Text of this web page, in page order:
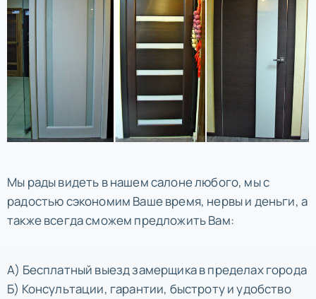
Мы рады видеть в нашем салоне любого, мы с
радостью сэкономим Ваше время, нервы и деньги, а
также всегда сможем предложить Вам:
А) Бесплатный выезд замерщика в пределах города
Б) Консультации, гарантии, быстроту и удобство